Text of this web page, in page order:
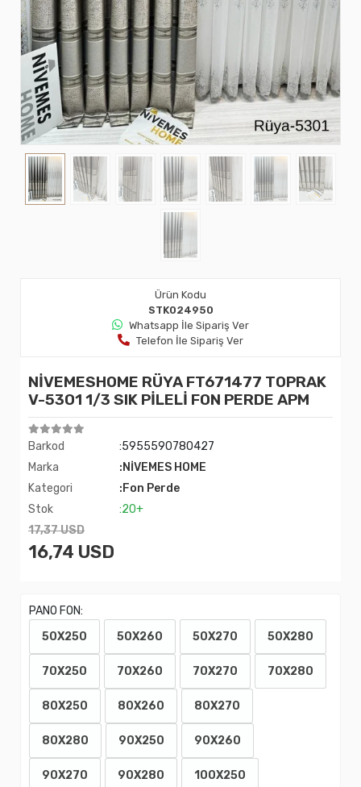
Ürün Kodu
STK024950
Whatsapp İle Sipariş Ver
Telefon İle Sipariş Ver
NİVEMESHOME RÜYA FT671477 TOPRAK
V-5301 1/3 SIK PİLELİ FON PERDE APM
Barkod
:5955590780427
Marka
:NİVEMES HOME
Kategori
:Fon Perde
Stok
:20+
17,37 USD
16,74 USD
PANO FON:
50X250
50X260 50X270 50X280
70X250 70X260 70X270 70X280
80X250 80X260 80X270
80X280 90X250 90X260
90X270 90X280 100X250